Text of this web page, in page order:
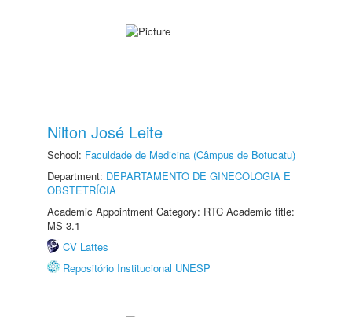
Nilton José Leite
School: Faculdade de Medicina (Câmpus de Botucatu)
Department: DEPARTAMENTO DE GINECOLOGIA E
OBSTETRÍCIA
Academic Appointment Category: RTC Academic title:
MS-3.1
CV Lattes
Repositório Institucional UNESP